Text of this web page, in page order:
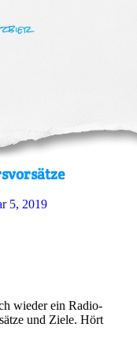
5, 2019
wieder ein Radio-
und Ziele. Hört